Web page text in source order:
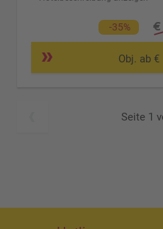
-35% €
Obj. ab €
Seite 1